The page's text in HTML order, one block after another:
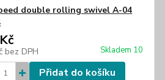
double rolling swivel A-04
bez DPH Skladem 10
Přidat do košíku